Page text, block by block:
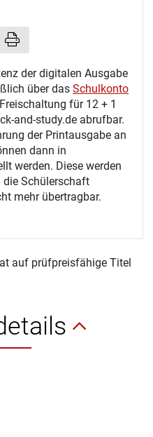
der digitalen Ausgabe
über das Schulkonto
für 12 + 1
and-study.de abrufbar.
der Printausgabe an
dann in
werden. Diese werden
Schülerschaft
mehr übertragbar.
auf prüfpreisfähige Titel